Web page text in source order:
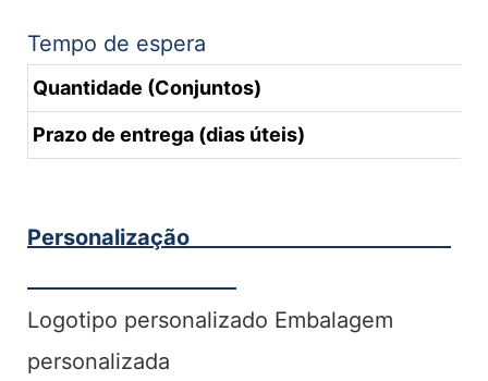
Tempo de espera
Quantidade (Conjuntos)
Prazo de entrega (dias úteis)
Personalização
Logotipo personalizado Embalagem
personalizada